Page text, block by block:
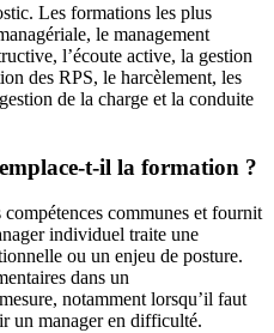
Les formations les plus
le management
l’écoute active, la gestion
des RPS, le harcèlement, les
de la charge et la conduite
t-il la formation ?
communes et fournit
individuel traite une
ou un enjeu de posture.
dans un
notamment lorsqu’il faut
un manager en difficulté.